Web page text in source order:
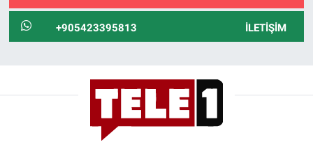
+905423395813 İLETIŞIM
Sağlık
Teknoloji
Türkiye'nin Geleceği